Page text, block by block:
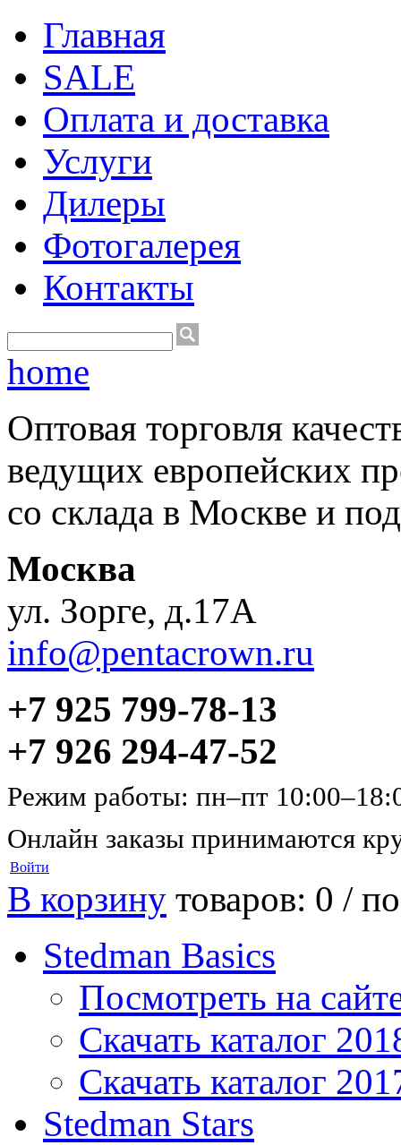
Главная
SALE
Оплата и доставка
Услуги
Дилеры
Фотогалерея
Контакты
home
Оптовая торговля
ведущих европейских
со склада в Москве и под
Москва
ул. Зорге, д.17А
info@pentacrown.ru
+7 925 799-78-13
+7 926 294-47-52
Режим работы: пн–пт
Онлайн заказы принимаются
Войти
В корзину товаров: 0 /
Stedman Basics
Посмотреть на
Скачать каталог
Скачать каталог
Stedman Stars